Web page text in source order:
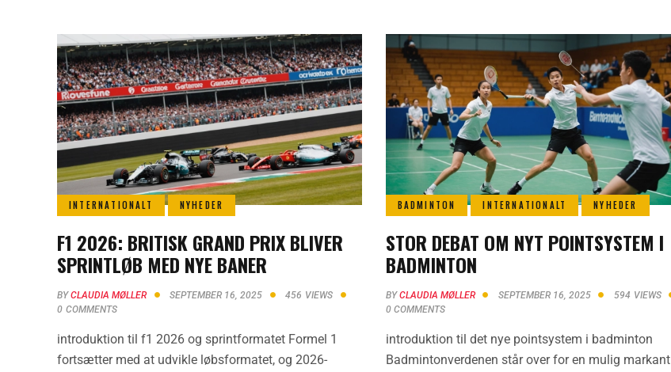
INTERNATIONALT NYHEDER
F1 2026: BRITISK GRAND PRIX BLIVER
SPRINTLØB MED NYE BANER
BYCLAUDIA MØLLER SEPTEMBER 16, 2025 456 VIEWS
0 COMMENTS
introduktion til f1 2026 og sprintformatet Formel 1
fortsætter med at udvikle løbsformatet, og 2026-
BADMINTON INTERNATIONALT NYHEDER
STOR DEBAT OM NYT POINTSYSTEM I
BADMINTON
BYCLAUDIA MØLLER SEPTEMBER 16, 2025 594 VIEWS
0 COMMENTS
introduktion til det nye pointsystem i badminton
Badmintonverdenen står over for en mulig markant